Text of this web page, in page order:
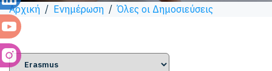
Αρχική / Ενημέρωση /Όλες οι Δημοσιεύσεις